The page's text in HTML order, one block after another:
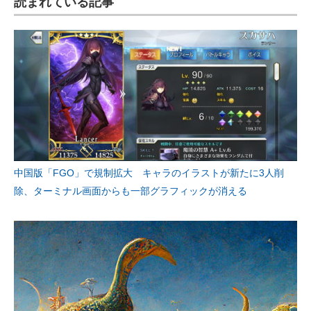
中国版「FGO」で規制拡大 キャラのイラストが新たに3人削
除、ターミナル画面からも一部グラフィックが消える